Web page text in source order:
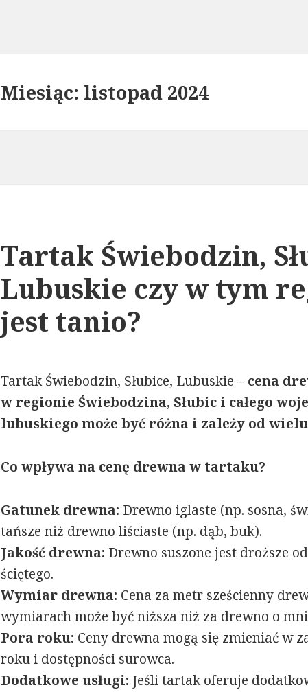
Miesiąc: listopad 2024
Tartak Świebodzin,
Lubuskie czy w tym
jest tanio?
Tartak Świebodzin, Słubice, Lubuskie – cena
w regionie Świebodzina, Słubic i całego
lubuskiego może być różna i zależy od
Co wpływa na cenę drewna w tartaku?
Gatunek drewna: Drewno iglaste (np. sosna,
tańsze niż drewno liściaste (np. dąb, buk).
Jakość drewna: Drewno suszone jest droższe
ściętego.
Wymiar drewna: Cena za metr sześcienny
wymiarach może być niższa niż za drewno o
Pora roku: Ceny drewna mogą się zmieniać w
roku i dostępności surowca.
Dodatkowe usługi: Jeśli tartak oferuje